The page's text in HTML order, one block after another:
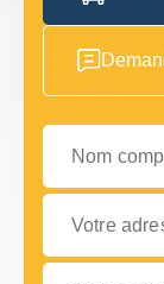
Nom complet
Votre adresse
Parlez-nous